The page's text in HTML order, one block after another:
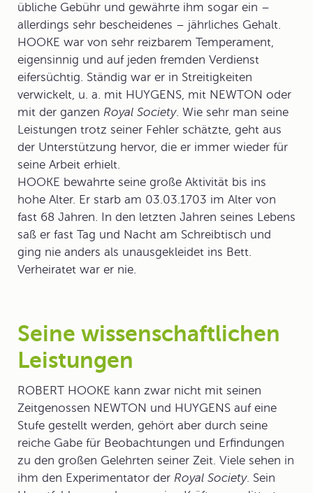
übliche Gebühr und gewährte ihm sogar ein –
allerdings sehr bescheidenes – jährliches Gehalt.
HOOKE war von sehr reizbarem Temperament,
eigensinnig und auf jeden fremden Verdienst
eifersüchtig. Ständig war er in Streitigkeiten
verwickelt, u. a. mit HUYGENS, mit NEWTON oder
mit der ganzen Royal Society. Wie sehr man seine
Leistungen trotz seiner Fehler schätzte, geht aus
der Unterstützung hervor, die er immer wieder für
seine Arbeit erhielt.
HOOKE bewahrte seine große Aktivität bis ins
hohe Alter. Er starb am 03.03.1703 im Alter von
fast 68 Jahren. In den letzten Jahren seines Lebens
saß er fast Tag und Nacht am Schreibtisch und
ging nie anders als unausgekleidet ins Bett.
Verheiratet war er nie.
Seine wissenschaftlichen
Leistungen
ROBERT HOOKE kann zwar nicht mit seinen
Zeitgenossen NEWTON und HUYGENS auf eine
Stufe gestellt werden, gehört aber durch seine
reiche Gabe für Beobachtungen und Erfindungen
zu den großen Gelehrten seiner Zeit. Viele sehen in
ihm den Experimentator der Royal Society. Sein